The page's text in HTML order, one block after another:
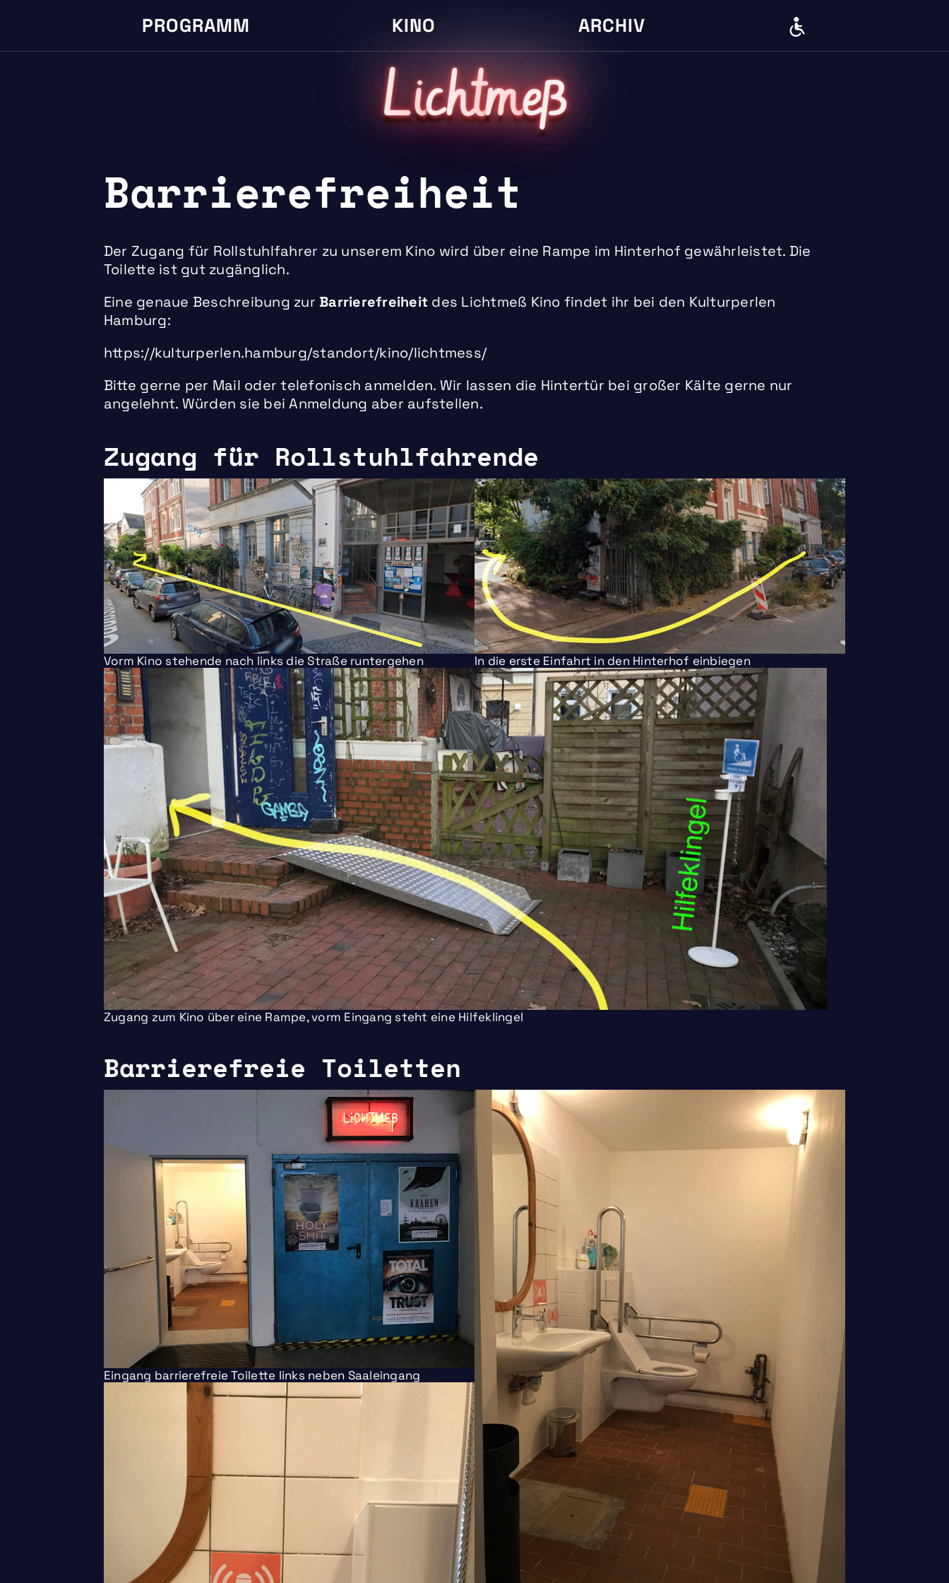
PROGRAMM KINO ARCHIV
Lichtmeß
Barrierefreiheit
Der Zugang für Rollstuhlfahrer zu unserem Kino wird über eine Rampe im Hinterhof gewährleistet. Die
Toilette ist gut zugänglich.
Eine genaue Beschreibung zur Barrierefreiheit des Lichtmeß Kino findet ihr bei den Kulturperlen
Hamburg:
https://kulturperlen.hamburg/standort/kino/lichtmess/
Bitte gerne per Mail oder telefonisch anmelden. Wir lassen die Hintertür bei großer Kälte gerne nur
angelehnt. Würden sie bei Anmeldung aber aufstellen.
Zugang für Rollstuhlfahrende
Vorm Kino stehende nach links die Straße runtergehen In die erste Einfahrt in den Hinterhof einbiegen
Zugang zum Kino über eine Rampe, vorm Eingang steht eine Hilfeklingel
Barrierefreie Toiletten
Eingang barrierefreie Toilette links neben Saaleingang